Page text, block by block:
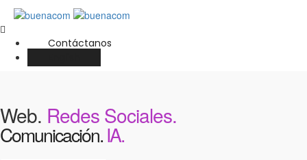
Contáctanos
Web. Redes Sociales.
Comunicación.IA.